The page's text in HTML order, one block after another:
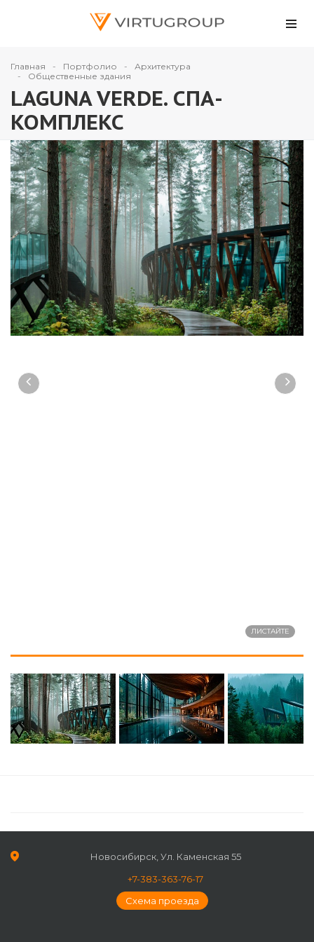
Главная Портфолио
Архитектура
Общественные здания
LAGUNA VERDE. СПА-
КОМПЛЕКС
Новосибирск, Ул. Каменская 55
+7-383-363-76-17
Схема проезда